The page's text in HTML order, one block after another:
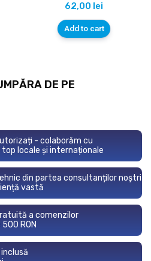
62,00 lei
Add to cart
DE PE
- colaborăm cu
top locale și internaționale
din partea consultanților noștri
vastă
a comenzilor
RON